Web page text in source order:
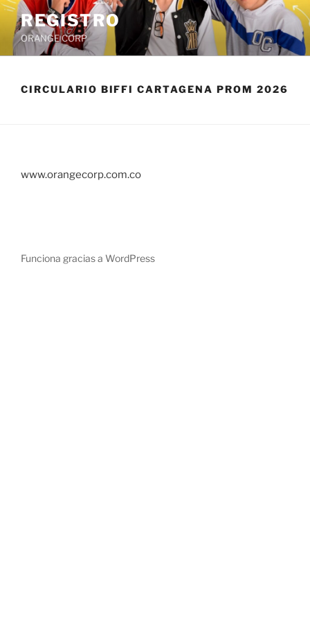
Saltar
contenido
REGISTRO
ORANGE CORP
CIRCULARIO BIFFI CARTAGENA PROM 2026
www.orangecorp.com.co
Funciona gracias a WordPress